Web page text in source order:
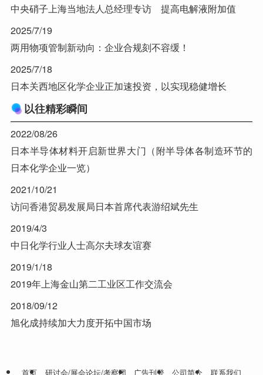
中央硝子上海当地法人总经理专访 提高电解液附加值
2025/7/19
两用物项管制新动向：企业合规刻不容缓！
2025/7/18
日本关西地区化学企业正加速投资，以实现稳健增长
以往精彩瞬间
2022/08/26
日本半导体材料开启新世界大门（附半导体各制造环节的
日本化学企业一览）
2021/10/21
访问香港贸易发展局日本首席代表游绍斌先生
2019/4/3
中日化学行业人士高尔夫球友谊赛
2019/1/18
2019年上海金山第二工业区工作交流会
2018/09/12
旭化成持续加大力度开拓中国市场
首页 研讨会/展会论坛/考察团 广告刊登 公司简介 联系我们